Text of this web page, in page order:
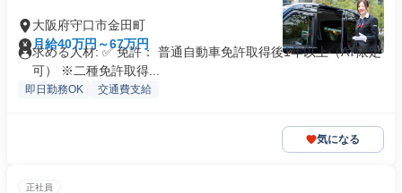
大阪府守口市金田町
月給40万円～67万円
求める人材: ✅ 免許： 普通自動車免許取得後1年以上（AT限定
可） ※二種免許取得...
即日勤務OK 交通費支給
気になる
正社員